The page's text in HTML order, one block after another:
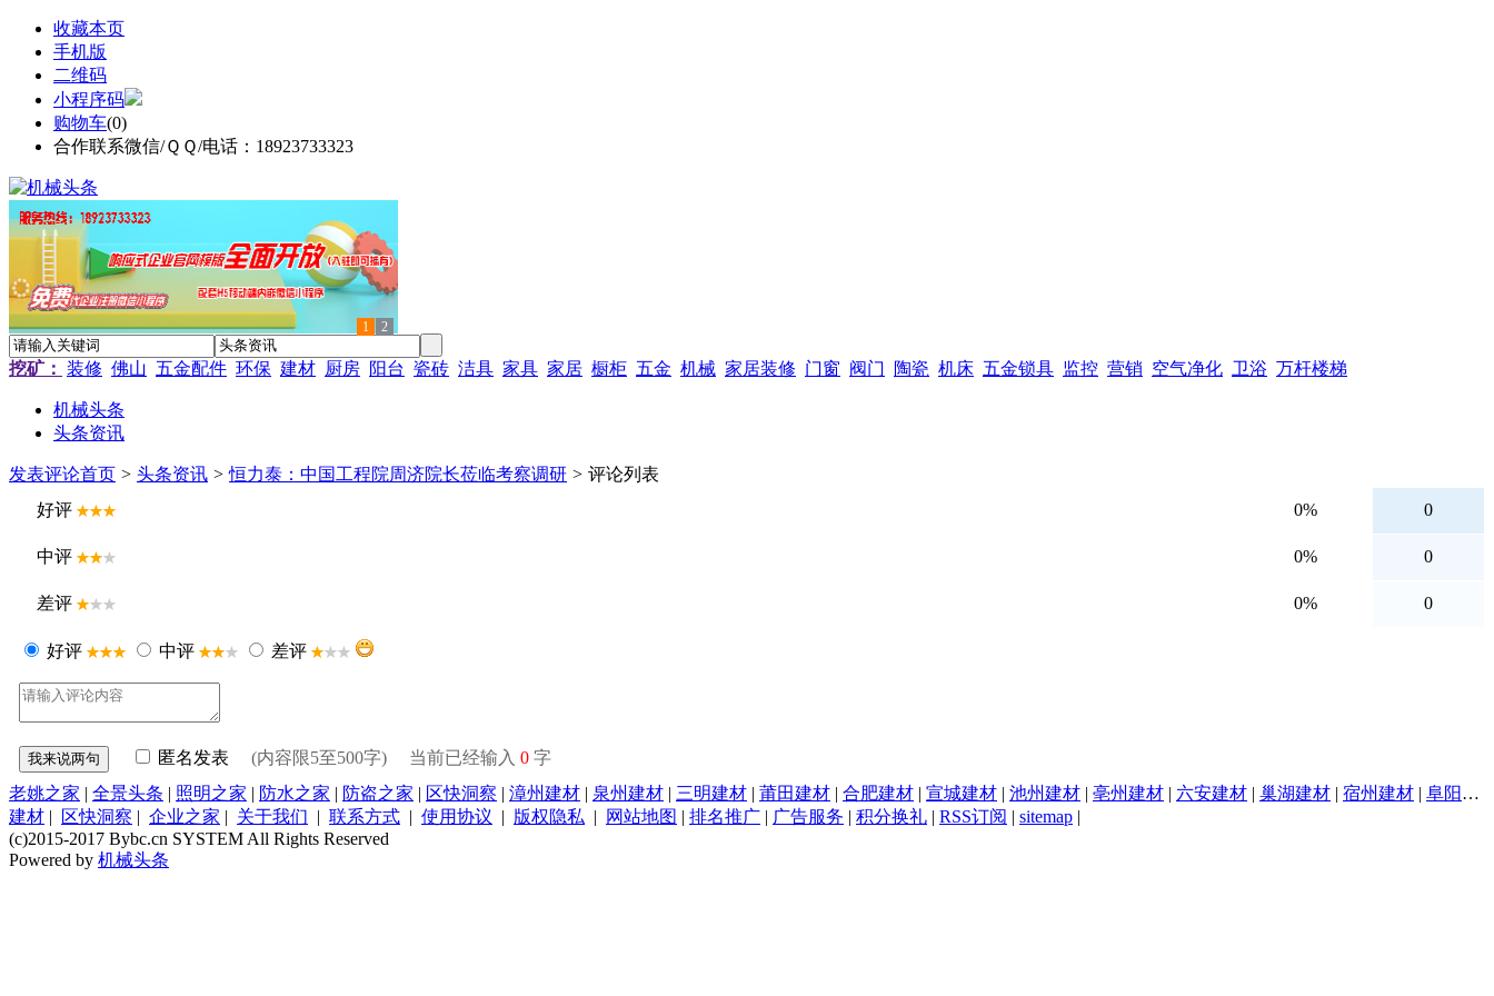
收藏本页
手机版
二维码
小程序码
购物车(0)
合作联系微信/ＱＱ/电话：18923733323
1 2
挖矿： 装修 佛山 五金配件 环保 建材 厨房 阳台 瓷砖 洁具 家具 家居 橱柜 五金 机械 家居装修 门窗 阀门 陶瓷 机床 五金锁具 监控 营销 空气净化 卫浴 万杆楼梯
机械头条
头条资讯
发表评论首页 > 头条资讯 > 恒力泰：中国工程院周济院长莅临考察调研 > 评论列表
好评
0% 0
中评 0% 0
差评 0% 0
好评 中评 差评
匿名发表 (内容限5至500字) 当前已经输入 0 字
老姚之家 | 全景头条 | 照明之家 | 防水之家 | 防盗之家 | 区快洞察 | 漳州建材 | 泉州建材 | 三明建材 | 莆田建材 | 合肥建材 | 宣城建材 | 池州建材 | 亳州建材 | 六安建材 | 巢湖建材 | 宿州建材 | 阜阳建材
建材 | 区快洞察 | 企业之家 | 关于我们 | 联系方式 | 使用协议 | 版权隐私 | 网站地图 | 排名推广 | 广告服务 | 积分换礼 | RSS订阅 | sitemap |
(c)2015-2017 Bybc.cn SYSTEM All Rights Reserved
Powered by 机械头条